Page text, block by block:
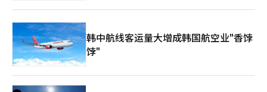
韩中航线客运量大增成韩国航空业"香饽
饽"